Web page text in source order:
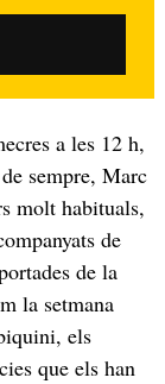
a les 12 h,
sempre, Marc
molt habituals,
de
de la
la setmana
els
que els han